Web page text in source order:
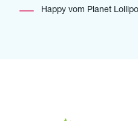
Happy vom Planet